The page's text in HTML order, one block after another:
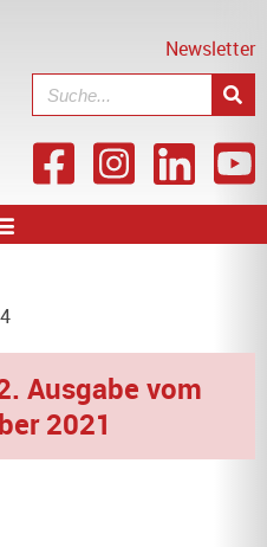
Newsletter
Ausgabe vom
2021